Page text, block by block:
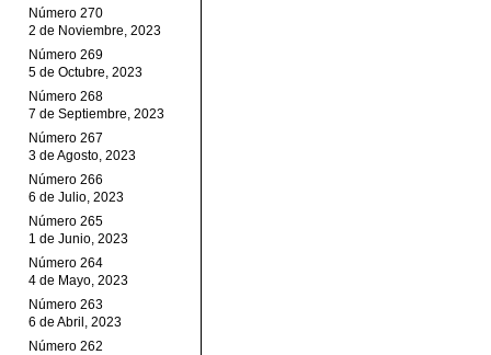
Número 270
2 de Noviembre, 2023
Número 269
5 de Octubre, 2023
Número 268
7 de Septiembre, 2023
Número 267
3 de Agosto, 2023
Número 266
6 de Julio, 2023
Número 265
1 de Junio, 2023
Número 264
4 de Mayo, 2023
Número 263
6 de Abril, 2023
Número 262